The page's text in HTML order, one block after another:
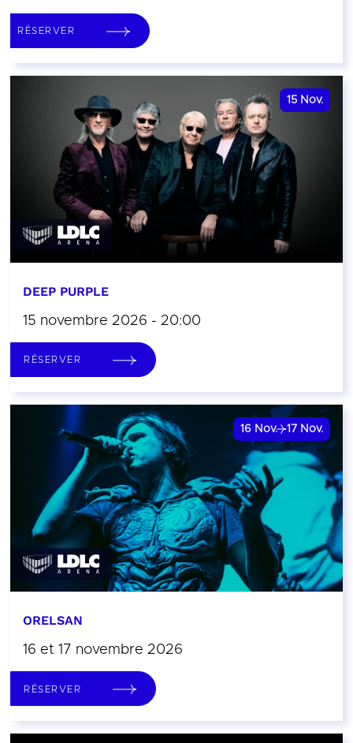
RÉSERVER
15 Nov.
DEEP PURPLE
15 novembre 2026 - 20:00
RÉSERVER
16 Nov. 17 Nov.
ORELSAN
16 et 17 novembre 2026
RÉSERVER